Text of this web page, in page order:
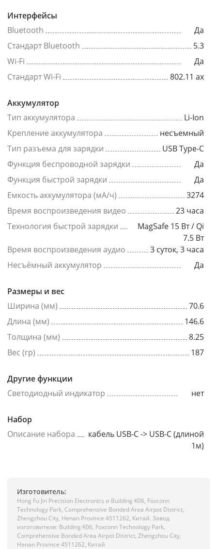
Интерфейсы
Bluetooth
Да
Стандарт Bluetooth
5.3
Wi-Fi
Да
Стандарт Wi-Fi
802.11 ax
Аккумулятор
Тип аккумулятора
Li-Ion
Крепление аккумулятора
несъемный
Тип разъема для зарядки
USB Type-C
Функция беспроводной зарядки
Да
Функция быстрой зарядки
Да
Емкость аккумулятора (мА/ч)
3274
Время воспроизведения видео
23 часа
Технология быстрой зарядки
MagSafe 15 Вт / Qi
7.5 Вт
Время воспроизведения аудио
3 суток, 3 часа
Несъёмный аккумулятор
Да
Размеры и вес
Ширина (мм)
70.6
Длина (мм)
146.6
Толщина (мм)
8.25
Вес (гр)
187
Другие функции
Светодиодный индикатор
нет
Набор
Описание набора
кабель USB-C -> USB-C (длиной
1м)
Изготовитель:
Hong Fu Jin Precision Electronics и Building K06, Foxconn
Technology Park, Comprehensive Bonded Area Airpot District,
Zhengzhou City, Henan Province 4511262, Китай. Завод
изготовителя: Building K06, Foxconn Technology Park,
Comprehensive Bonded Area Airpot District, Zhengzhou City,
Henan Province 4511262, Китай